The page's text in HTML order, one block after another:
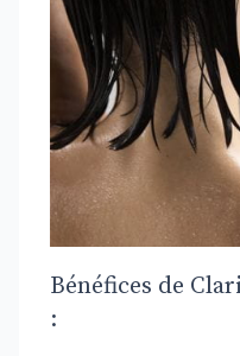
Bénéfices de
: